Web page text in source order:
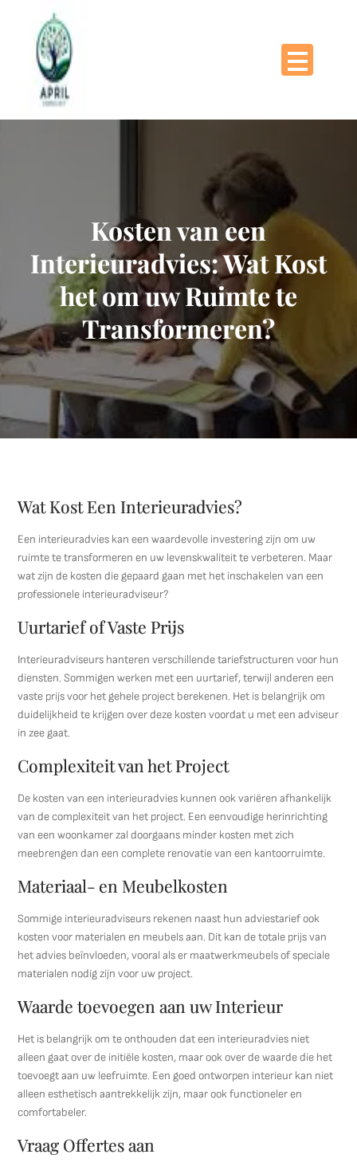
Kosten van een
Interieuradvies: Wat Kost
het om uw Ruimte te
Transformeren?
Wat Kost Een Interieuradvies?
Een interieuradvies kan een waardevolle investering zijn om uw
ruimte te transformeren en uw levenskwaliteit te verbeteren. Maar
wat zijn de kosten die gepaard gaan met het inschakelen van een
professionele interieuradviseur?
Uurtarief of Vaste Prijs
Interieuradviseurs hanteren verschillende tariefstructuren voor hun
diensten. Sommigen werken met een uurtarief, terwijl anderen een
vaste prijs voor het gehele project berekenen. Het is belangrijk om
duidelijkheid te krijgen over deze kosten voordat u met een adviseur
in zee gaat.
Complexiteit van het Project
De kosten van een interieuradvies kunnen ook variëren afhankelijk
van de complexiteit van het project. Een eenvoudige herinrichting
van een woonkamer zal doorgaans minder kosten met zich
meebrengen dan een complete renovatie van een kantoorruimte.
Materiaal- en Meubelkosten
Sommige interieuradviseurs rekenen naast hun adviestarief ook
kosten voor materialen en meubels aan. Dit kan de totale prijs van
het advies beïnvloeden, vooral als er maatwerkmeubels of speciale
materialen nodig zijn voor uw project.
Waarde toevoegen aan uw Interieur
Het is belangrijk om te onthouden dat een interieuradvies niet
alleen gaat over de initiële kosten, maar ook over de waarde die het
toevoegt aan uw leefruimte. Een goed ontworpen interieur kan niet
alleen esthetisch aantrekkelijk zijn, maar ook functioneler en
comfortabeler.
Vraag Offertes aan